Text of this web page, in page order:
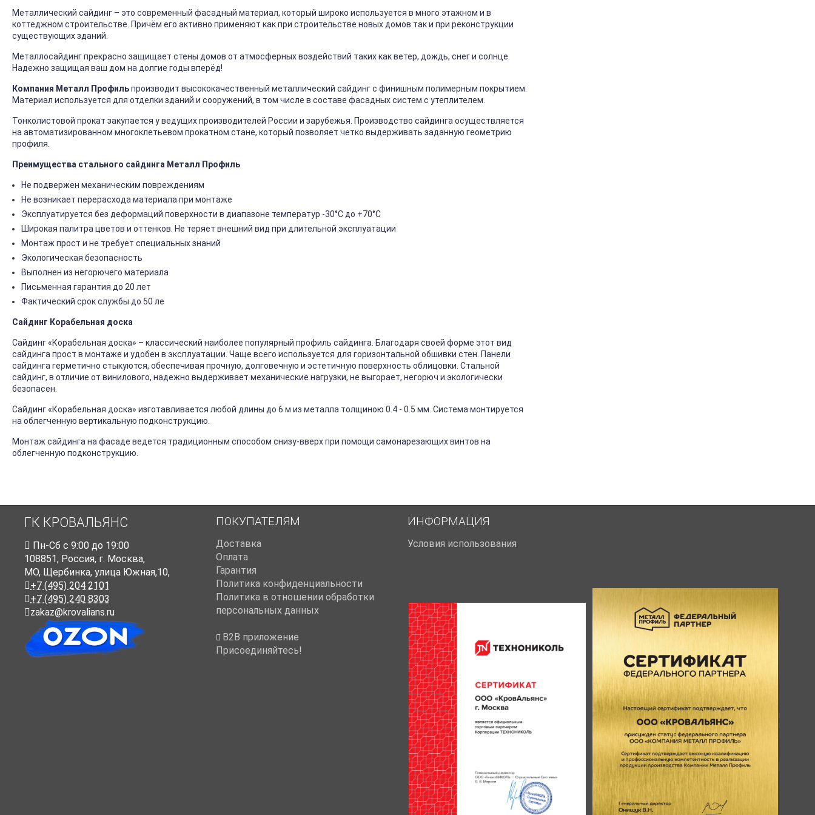
Металлический сайдинг – это современный фасадный материал, который широко используется в много этажном и в
коттеджном строительстве. Причём его активно применяют как при строительстве новых домов так и при реконструкции
существующих зданий.
Металлосайдинг прекрасно защищает стены домов от атмосферных воздействий таких как ветер, дождь, снег и солнце.
Надежно защищая ваш дом на долгие годы вперёд!
Компания Металл Профильпроизводит высококачественный металлический сайдинг с финишным полимерным покрытием.
Материал используется для отделки зданий и сооружений, в том числе в составе фасадных систем с утеплителем.
Тонколистовой прокат закупается у ведущих производителей России и зарубежья. Производство сайдинга осуществляется
на автоматизированном многоклетьевом прокатном стане, который позволяет четко выдерживать заданную геометрию
профиля.
Преимущества стального сайдинга Металл Профиль
Не подвержен механическим повреждениям
Не возникает перерасхода материала при монтаже
Эксплуатируется без деформаций поверхности в диапазоне температур -30°C до +70°C
Широкая палитра цветов и оттенков. Не теряет внешний вид при длительной эксплуатации
Монтаж прост и не требует специальных знаний
Экологическая безопасность
Выполнен из негорючего материала
Письменная гарантия до 20 лет
Фактический срок службы до 50 ле
Сайдинг Корабельная доска
Сайдинг «Корабельная доска» – классический наиболее популярный профиль сайдинга. Благодаря своей форме этот вид
сайдинга прост в монтаже и удобен в эксплуатации. Чаще всего используется для горизонтальной обшивки стен. Панели
сайдинга герметично стыкуются, обеспечивая прочную, долговечную и эстетичную поверхность облицовки. Стальной
сайдинг, в отличие от винилового, надежно выдерживает механические нагрузки, не выгорает, негорюч и экологически
безопасен.
Сайдинг «Корабельная доска» изготавливается любой длины до 6 м из металла толщиною 0.4 - 0.5 мм. Система монтируется
на облегченную вертикальную подконструкцию.
Монтаж сайдинга на фасаде ведется традиционным способом снизу-вверх при помощи самонарезающих винтов на
облегченную подконструкцию.
ГК КРОВАЛЬЯНС
Пн-Cб с 9:00 до 19:00
108851, Россия, г. Москва,
МО, Щербинка, улица Южная,10,
+7 (495) 204 2101
+7 (495) 240 8303
zakaz@krovalians.ru
ПОКУПАТЕЛЯМ
Доставка
Оплата
Гарантия
Политика конфиденциальности
Политика в отношении обработки
персональных данных
B2B приложение
Присоединяйтесь!
ИНФОРМАЦИЯ
Условия использования